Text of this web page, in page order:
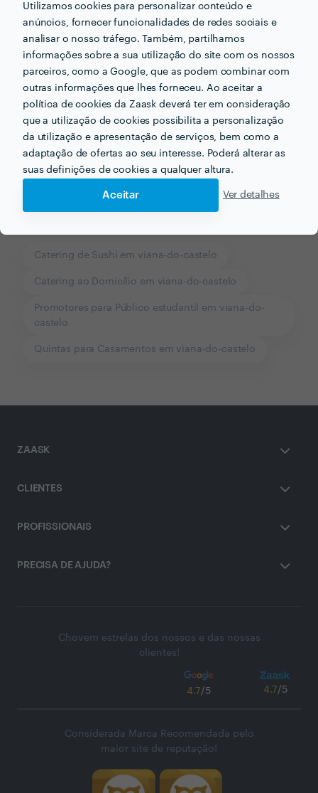
Utilizamos cookies para personalizar conteúdo e
anúncios, fornecer funcionalidades de redes sociais e
analisar o nosso tráfego. Também, partilhamos
informações sobre a sua utilização do site com os nossos
parceiros, como a Google, que as podem combinar com
outras informações que lhes forneceu. Ao aceitar a
política de cookies da Zaask deverá ter em consideração
que a utilização de cookies possibilita a personalização
da utilização e apresentação de serviços, bem como a
adaptação de ofertas ao seu interesse. Poderá alterar as
suas definições de cookies a qualquer altura.
Aceitar Ver detalhes
Receba várias propostas de profissionais como
Mário Jorge das Neves Garcia em poucas horas.
Neves Garcia
Catering de Sushi em viana-do-castelo
Catering ao Domicílio em viana-do-castelo
Promotores para Público estudantil em viana-do-
castelo
Quintas para Casamentos em viana-do-castelo
ZAASK
CLIENTES
PROFISSIONAIS
PRECISA DE AJUDA?
Chovem estrelas dos nossos e das nossas
clientes!
4.7/5 4.7/5
Considerada Marca Recomendada pelo
maior site de reputação!